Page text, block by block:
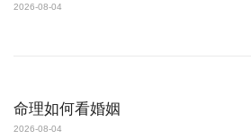
2026-08-04
命理如何看婚姻
2026-08-04